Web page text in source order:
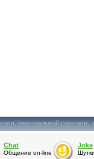
,персональный гороскоп,
Chat
Общение on-line
Joke